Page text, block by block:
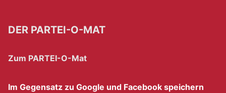
DER PARTEI-O-MAT
Zum PARTEI-O-Mat
Im Gegensatz zu Google und Facebook speichern